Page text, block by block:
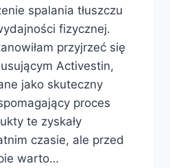
spalania tłuszczu
fizycznej.
przyjrzeć się
Activestin,
jako skuteczny
proces
te zyskały
czasie, ale przed
warto…